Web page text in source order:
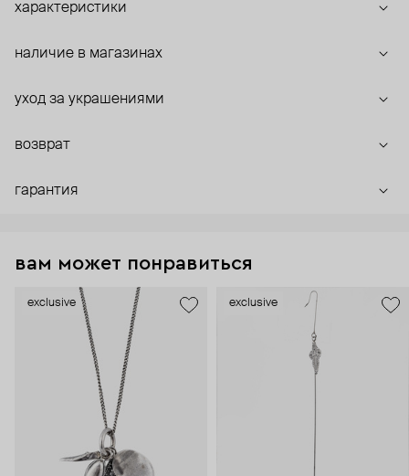
характеристики
наличие в магазинах
уход за украшениями
возврат
гарантия
вам может понравиться
exclusive exclusive